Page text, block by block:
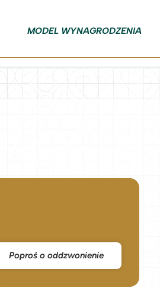
MODEL WYNAGRODZENIA
Poproś o oddzwonienie